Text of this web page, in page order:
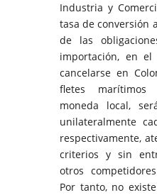
Industria y
tasa de conversión
de las
importación, en
cancelarse en
fletes marítimos
moneda local,
unilateralmente
respectivamente,
criterios y sin
otros
Por tanto, no